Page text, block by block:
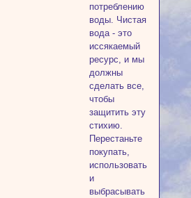
потреблению
воды. Чистая
вода - это
иссякаемый
ресурс, и мы
должны
сделать все,
чтобы
защитить эту
стихию.
Перестаньте
покупать,
использовать
и
выбрасывать